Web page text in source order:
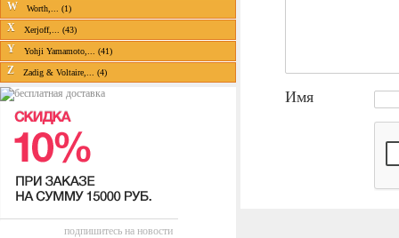
W Worth,... (1)
X Xerjoff,... (43)
Y Yohji Yamamoto,... (41)
Z Zadig & Voltaire,... (4)
подпишитесь на новости
Имя